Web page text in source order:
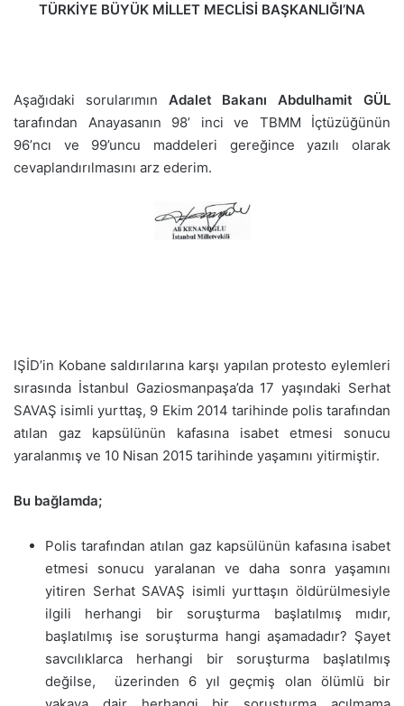
TÜRKİYE BÜYÜK MİLLET MECLİSİ BAŞKANLIĞI’NA
Aşağıdaki sorularımın Adalet Bakanı Abdulhamit GÜL
tarafından Anayasanın 98’ inci ve TBMM İçtüzüğünün
96’ncı ve 99’uncu maddeleri gereğince yazılı olarak
cevaplandırılmasını arz ederim.
IŞİD’in Kobane saldırılarına karşı yapılan protesto eylemleri
sırasında İstanbul Gaziosmanpaşa’da 17 yaşındaki Serhat
SAVAŞ isimli yurttaş, 9 Ekim 2014 tarihinde polis tarafından
atılan gaz kapsülünün kafasına isabet etmesi sonucu
yaralanmış ve 10 Nisan 2015 tarihinde yaşamını yitirmiştir.
Bu bağlamda;
Polis tarafından atılan gaz kapsülünün kafasına isabet
etmesi sonucu yaralanan ve daha sonra yaşamını
yitiren Serhat SAVAŞ isimli yurttaşın öldürülmesiyle
ilgili herhangi bir soruşturma başlatılmış mıdır,
başlatılmış ise soruşturma hangi aşamadadır? Şayet
savcılıklarca herhangi bir soruşturma başlatılmış
değilse, üzerinden 6 yıl geçmiş olan ölümlü bir